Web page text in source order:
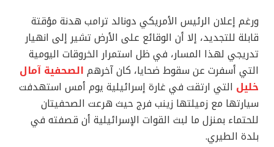
ورغم إعلان الرئيس الأمريكي دونالد ترامب هدنة مؤقتة
قابلة للتجديد، إلا أن الوقائع على الأرض تشير إلى انهيار
تدريجي لهذا المسار، في ظل استمرار الخروقات اليومية
التي أسفرت عن سقوط ضحايا، كان آخرهم الصحفية آمال
خليل التي ارتقت في غارة إسرائيلية يوم أمس استهدفت
سيارتها مع زميلتها زينب فرج حيث هرعت الصحفيتان
للحتماء بمنزل ما لبث القوات الإسرائيلية أن قصفته في
بلدة الطيري.